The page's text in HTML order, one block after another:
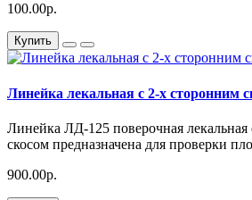
100.00р.
Купить
Линейка лекальная с 2-х сторонним
Линейка ЛД-125 поверочная лекальная
скосом предназначена для проверки
900.00р.